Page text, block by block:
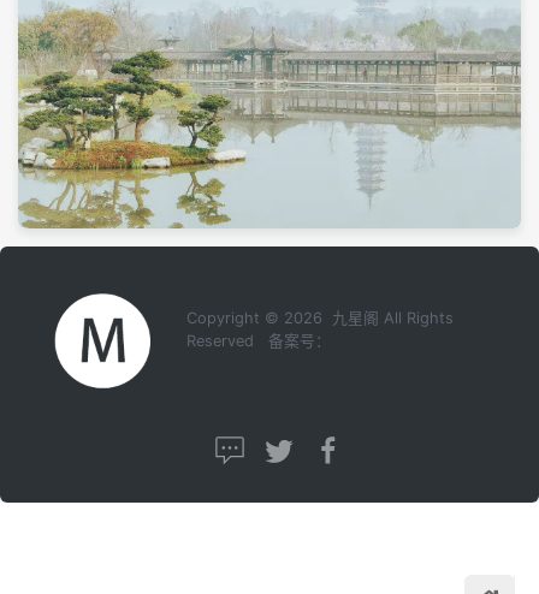
Copyright © 2026 九星阁 All Rights
Reserved 备案号：